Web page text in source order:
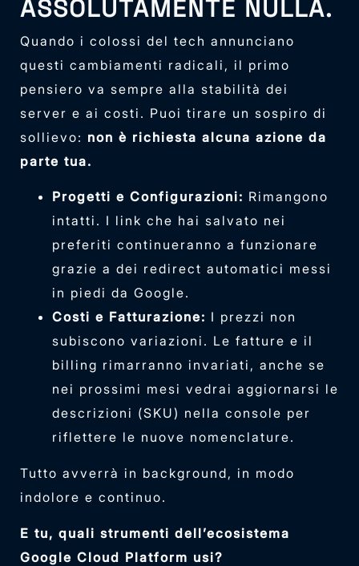
ASSOLUTAMENTE NULLA.
Quando i colossi del tech annunciano
questi cambiamenti radicali, il primo
pensiero va sempre alla stabilità dei
server e ai costi. Puoi tirare un sospiro di
sollievo: non è richiesta alcuna azione da
parte tua.
Progetti e Configurazioni: Rimangono
intatti. I link che hai salvato nei
preferiti continueranno a funzionare
grazie a dei redirect automatici messi
in piedi da Google.
Costi e Fatturazione: I prezzi non
subiscono variazioni. Le fatture e il
billing rimarranno invariati, anche se
nei prossimi mesi vedrai aggiornarsi le
descrizioni (SKU) nella console per
riflettere le nuove nomenclature.
Tutto avverrà in background, in modo
indolore e continuo.
E tu, quali strumenti dell’ecosistema
Google Cloud Platform usi?